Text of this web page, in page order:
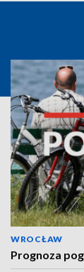
WROCŁAW
Prognoza